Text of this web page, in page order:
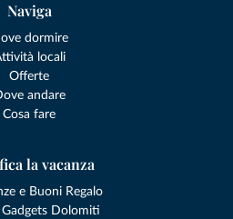
Naviga
dormire
locali
Offerte
andare
Cosa fare
la vacanza
e Buoni Regalo
Gadgets Dolomiti